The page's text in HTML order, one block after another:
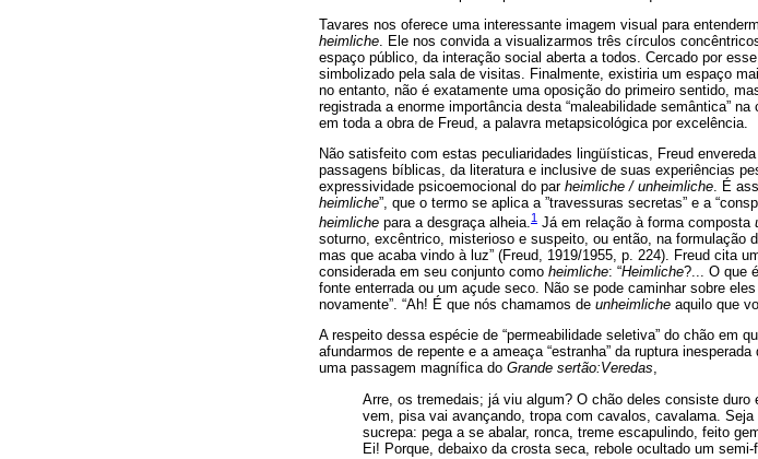
Tavares nos oferece uma interessante imagem visual para
heimliche . Ele nos convida a visualizarmos três círculos
espaço público, da interação social aberta a todos. Cercado por
simbolizado pela sala de visitas. Finalmente, existiria um espaço
no entanto, não é exatamente uma oposição do primeiro sentido,
registrada a enorme importância desta “maleabilidade semântica”
em toda a obra de Freud, a palavra metapsicológica por excelência.
Não satisfeito com estas peculiaridades lingüísticas, Freud
passagens bíblicas, da literatura e inclusive de suas experiências
expressividade psicoemocional do par heimliche / unheimliche . É
heimliche”, que o termo se aplica a ”travessuras secretas” e a
heimliche para a desgraça alheia.1 Já em relação à forma composta
soturno, excêntrico, misterioso e suspeito, ou então, na formulação
mas que acaba vindo à luz” (Freud, 1919/1955, p. 224). Freud cita
considerada em seu conjunto como heimliche: “Heimliche?... O que
fonte enterrada ou um açude seco. Não se pode caminhar sobre
novamente”. “Ah! É que nós chamamos de unheimliche aquilo que
A respeito dessa espécie de “permeabilidade seletiva” do chão em
afundarmos de repente e a ameaça “estranha” da ruptura
uma passagem magnífica do Grande sertão:Veredas,
Arre, os tremedais; já viu algum? O chão deles consiste
vem, pisa vai avançando, tropa com cavalos, cavalama.
sucrepa: pega a se abalar, ronca, treme escapulindo, feito
Ei! Porque, debaixo da crosta seca, rebole ocultado um semi-